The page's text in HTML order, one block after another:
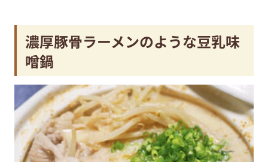
濃厚豚骨ラーメンのような豆乳味
噌鍋